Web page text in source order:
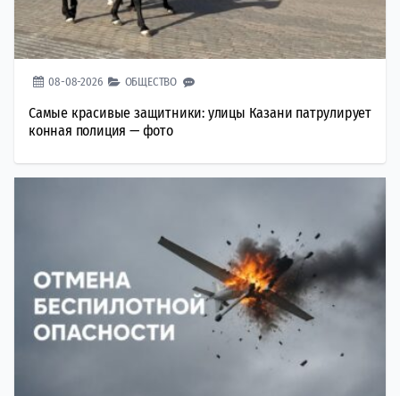
08-08-2026 ОБЩЕСТВО
Самые красивые защитники: улицы Казани патрулирует
конная полиция — фото